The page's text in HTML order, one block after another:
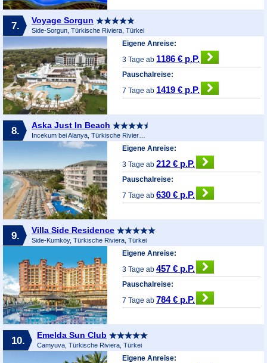
7. Voyage Sorgun
Side-Sorgun, Türkische Riviera, Türkei
Eigene Anreise:
3 Tage ab 1186 € p.P.
Pauschalreise:
7 Tage ab 1419 € p.P.
8. Aska Just In Beach
Incekum bei Alanya, Türkische Riviera, Türkei
Eigene Anreise:
3 Tage ab212 € p.P.
Pauschalreise:
7 Tage ab630 € p.P.
9. Villa Side Residence
Side-Kumköy, Türkische Riviera, Türkei
Eigene Anreise:
3 Tage ab457 € p.P.
Pauschalreise:
7 Tage ab784 € p.P.
10. Emelda Sun Club
Camyuva, Türkische Riviera, Türkei
Eigene Anreise: